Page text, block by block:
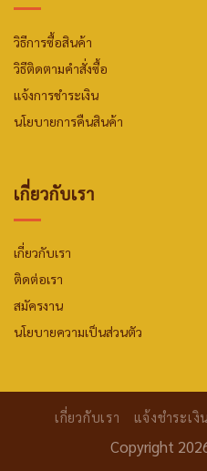
วิธีการซื้อสินค้า
วิธีติดตามคำสั่งซื้อ
แจ้งการชำระเงิน
นโยบายการคืนสินค้า
เกี่ยวกับเรา
เกี่ยวกับเรา
ติดต่อเรา
สมัครงาน
นโยบายความเป็นส่วนตัว
เกี่ยวกับเรา แจ้งชำระเงิน
Copyright